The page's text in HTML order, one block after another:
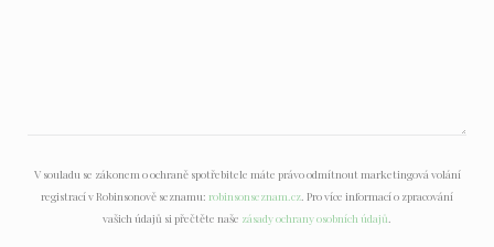
V souladu se zákonem o ochraně spotřebitele máte právo odmítnout marketingová volání
registrací v Robinsonově seznamu: robinsonseznam.cz . Pro více informací o zpracování
vašich údajů si přečtěte naše zásady ochrany osobních údajů